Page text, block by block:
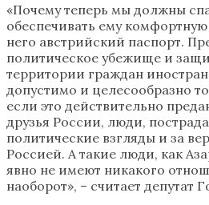
«Почему теперь мы должны
обеспечивать ему
него австрийский паспорт.
политическое убежище и
территории граждан
допустимо и целесообразно
если это действительно
друзья России, люди,
политические взгляды и за
Россией. А такие люди, как
явно не имеют никакого
наоборот», – считает депутат